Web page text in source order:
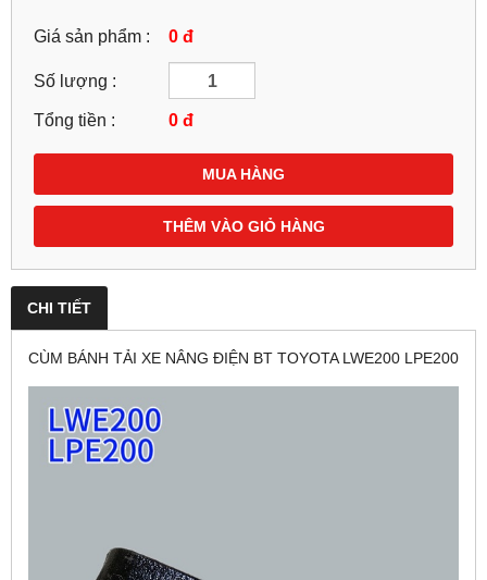
Giá sản phẩm : 0 đ
Số lượng :
Tổng tiền : 0 đ
MUA HÀNG
THÊM VÀO GIỎ HÀNG
CHI TIẾT
CÙM BÁNH TẢI XE NÂNG ĐIỆN BT TOYOTA LWE200 LPE200